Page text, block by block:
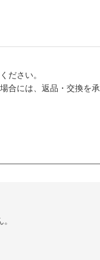
ださい。
合には、返品・交換を